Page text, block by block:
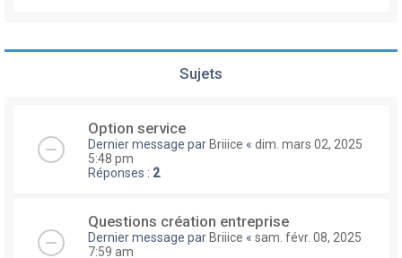
Sujets
Option service
Dernier message parBriiice « dim. mars 02, 2025
5:48 pm
Réponses : 2
Questions création entreprise
Dernier message parBriiice « sam. févr. 08, 2025
7:59 am